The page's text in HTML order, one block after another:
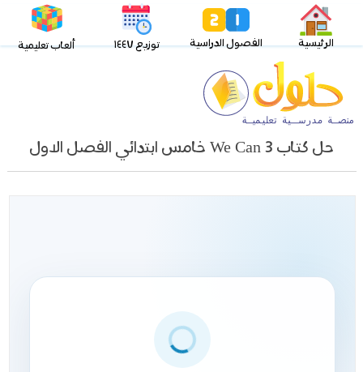
الرئيسية الفصول الدراسية توزيع ١٤٤٧ ألعاب تعليمية
حل كتاب We Can 3 خامس ابتدائي الفصل الاول